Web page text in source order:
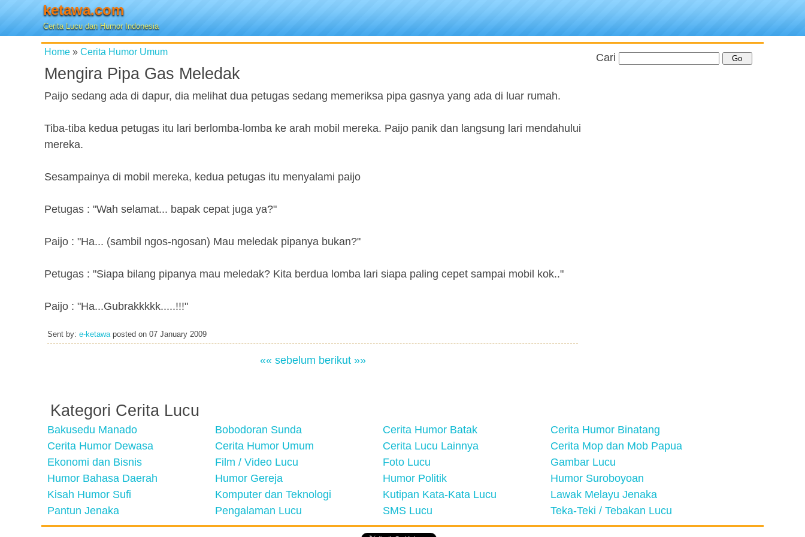
ketawa.com
Cerita Lucu dan Humor Indonesia
Home » Cerita Humor Umum
Mengira Pipa Gas Meledak
Paijo sedang ada di dapur, dia melihat dua petugas sedang memeriksa pipa gasnya yang ada di luar rumah.
Tiba-tiba kedua petugas itu lari berlomba-lomba ke arah mobil mereka. Paijo panik dan langsung lari mendahului
mereka.
Sesampainya di mobil mereka, kedua petugas itu menyalami paijo
Petugas : "Wah selamat... bapak cepat juga ya?"
Paijo : "Ha... (sambil ngos-ngosan) Mau meledak pipanya bukan?"
Petugas : "Siapa bilang pipanya mau meledak? Kita berdua lomba lari siapa paling cepet sampai mobil kok.."
Paijo : "Ha...Gubrakkkkk.....!!!"
Sent by: e-ketawaposted on 07 January 2009
«« sebelum berikut »»
Cari
Kategori Cerita Lucu
Bakusedu Manado Bobodoran Sunda Cerita Humor Batak
Cerita Humor Binatang
Cerita Humor Dewasa
Cerita Humor Umum Cerita Lucu Lainnya
Cerita Mop dan Mob Papua
Ekonomi dan Bisnis
Film / Video Lucu Foto Lucu
Gambar Lucu
Humor Bahasa Daerah
Humor Gereja Humor Politik
Humor Suroboyoan
Kisah Humor Sufi
Komputer dan Teknologi Kutipan Kata-Kata Lucu
Lawak Melayu Jenaka
Pantun Jenaka
Pengalaman Lucu SMS Lucu Teka-Teki / Tebakan Lucu